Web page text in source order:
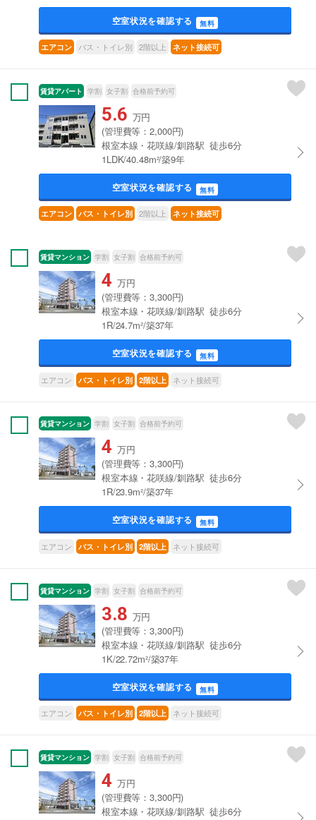
空室状況を確認する 無料
エアコン バス・トイレ別 2階以上 ネット接続可
賃貸アパート 学割 女子割 合格前予約可
5.6 万円
(管理費等：2,000円)
根室本線・花咲線/釧路駅 徒歩6分
1LDK/40.48m²/築9年
空室状況を確認する 無料
エアコン バス・トイレ別 2階以上 ネット接続可
賃貸マンション 学割 女子割 合格前予約可
4 万円
(管理費等：3,300円)
根室本線・花咲線/釧路駅 徒歩6分
1R/24.7m²/築37年
空室状況を確認する 無料
エアコン バス・トイレ別 2階以上 ネット接続可
賃貸マンション 学割 女子割 合格前予約可
4 万円
(管理費等：3,300円)
根室本線・花咲線/釧路駅 徒歩6分
1R/23.9m²/築37年
空室状況を確認する 無料
エアコン バス・トイレ別 2階以上 ネット接続可
賃貸マンション 学割 女子割 合格前予約可
3.8 万円
(管理費等：3,300円)
根室本線・花咲線/釧路駅 徒歩6分
1K/22.72m²/築37年
空室状況を確認する 無料
エアコン バス・トイレ別 2階以上 ネット接続可
賃貸マンション 学割 女子割 合格前予約可
4 万円
(管理費等：3,300円)
根室本線・花咲線/釧路駅 徒歩6分